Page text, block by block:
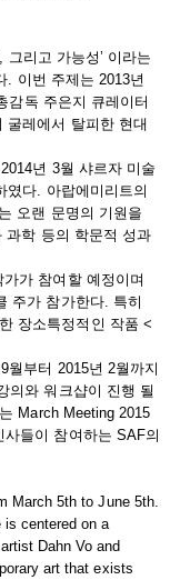
리고 가능성’ 이라는
. 이번 주제는 2013년
감독 주은지 큐레이터
굴레에서 탈피한 현대
년 3월 샤르자 미술
였다. 아랍에미리트의
오랜 문명의 기원을
과학 등의 학문적 성과
가 참여할 예정이며
주가 참가한다. 특히
장소특정적인 작품 <
월부터 2015년 2월까지
의와 워크샵이 진행 될
March Meeting 2015
들이 참여하는 SAF의
March 5th to June 5th.
centered on a
Dahn Vo and
art that exists